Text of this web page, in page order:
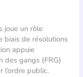
joue un rôle
biais de résolutions
appuie
des gangs (FRG)
l’ordre public.